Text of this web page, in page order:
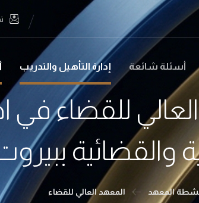
أسئلة شائعة إدارة التأهيل والتدريب
للقضاء في
والقضائية
المعهد المعهد العالي للقضاء